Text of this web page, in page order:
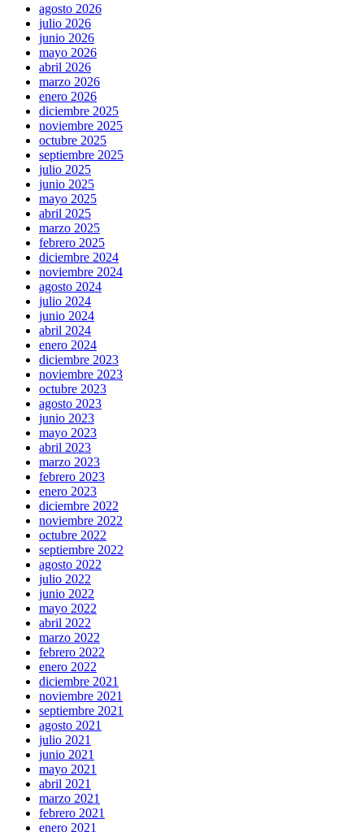
agosto 2026
julio 2026
junio 2026
mayo 2026
abril 2026
marzo 2026
enero 2026
diciembre 2025
noviembre 2025
octubre 2025
septiembre 2025
julio 2025
junio 2025
mayo 2025
abril 2025
marzo 2025
febrero 2025
diciembre 2024
noviembre 2024
agosto 2024
julio 2024
junio 2024
abril 2024
enero 2024
diciembre 2023
noviembre 2023
octubre 2023
agosto 2023
junio 2023
mayo 2023
abril 2023
marzo 2023
febrero 2023
enero 2023
diciembre 2022
noviembre 2022
octubre 2022
septiembre 2022
agosto 2022
julio 2022
junio 2022
mayo 2022
abril 2022
marzo 2022
febrero 2022
enero 2022
diciembre 2021
noviembre 2021
septiembre 2021
agosto 2021
julio 2021
junio 2021
mayo 2021
abril 2021
marzo 2021
febrero 2021
enero 2021